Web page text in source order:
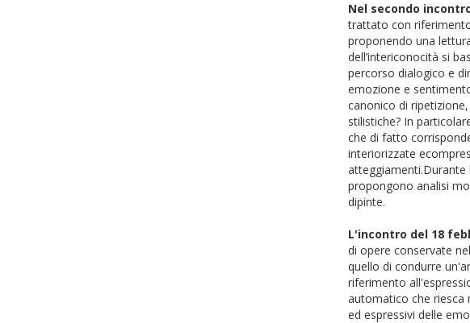
Nel secondo
trattato con
proponendo una
dell’intericonocità si
percorso dialogico e
emozione e
canonico di
stilistiche? In
che di fatto
interiorizzate
atteggiamenti.Durante
propongono analisi
L'incontro del 18
di opere conservate
quello di condurre
riferimento
automatico che riesca
ed espressivi delle